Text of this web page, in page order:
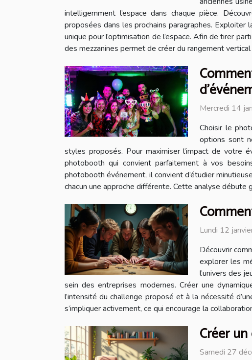
intelligemment l’espace dans chaque pièce.
proposées dans les prochains paragraphes.
unique pour l’optimisation de l’espace. Afin de tirer
des mezzanines permet de créer du rangement
Mercredi 14
Choisir le
options sont
styles proposés. Pour maximiser l’impact de votre
photobooth qui convient parfaitement à vos
photobooth événement, il convient d’étudier
chacun une approche différente. Cette analyse débute
Lundi 12
Découvrir
explorer les
l’univers des
sein des entreprises modernes. Créer une
l’intensité du challenge proposé et à la nécessité
s’impliquer activement, ce qui encourage la
Créer
Samedi 27